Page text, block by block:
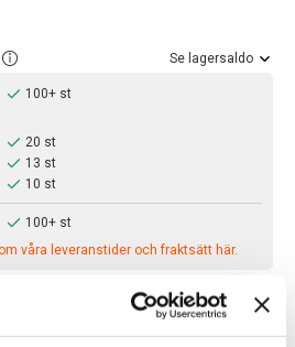
Se lagersaldo
100+ st
20 st
13 st
10 st
100+ st
våra leveranstider och fraktsätt här.